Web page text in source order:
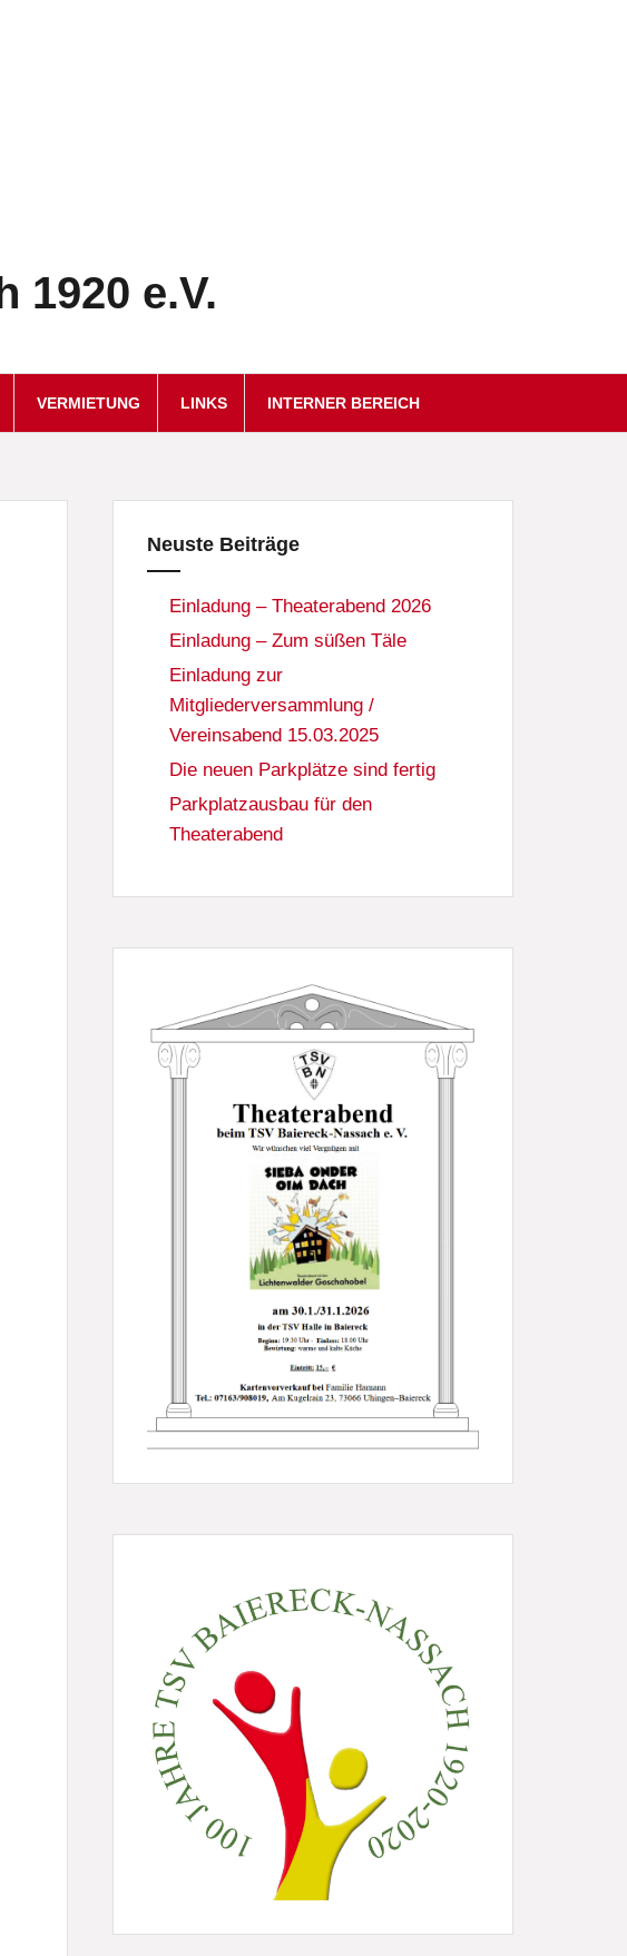
1920 e.V.
VERMIETUNG LINKS INTERNER BEREICH
Neuste Beiträge
Einladung – Theaterabend 2026
Einladung – Zum süßen Täle
Einladung zur
Mitgliederversammlung /
Vereinsabend 15.03.2025
Die neuen Parkplätze sind fertig
Parkplatzausbau für den
Theaterabend